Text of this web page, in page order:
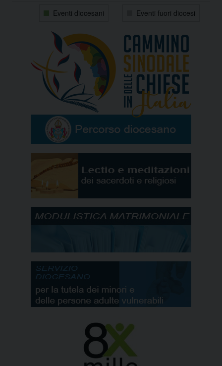
Eventi diocesani Eventi fuori diocesi